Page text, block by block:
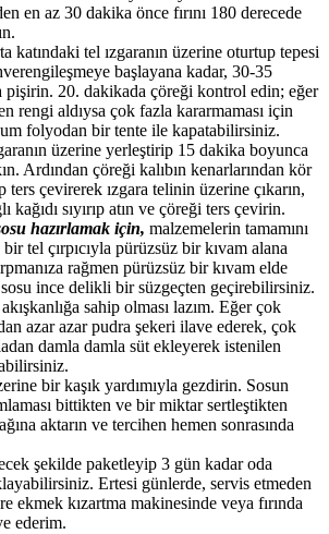
en az 30 dakika önce fırını 180 derecede
katındaki tel ızgaranın üzerine oturtup tepesi
başlayana kadar, 30-35
pişirin. 20. dakikada çöreği kontrol edin; eğer
rengi aldıysa çok fazla kararmaması için
folyodan bir tente ile kapatabilirsiniz.
üzerine yerleştirip 15 dakika boyunca
Ardından çöreği kalıbın kenarlarından kör
ters çevirerek ızgara telinin üzerine çıkarın,
kağıdı sıyırıp atın ve çöreği ters çevirin.
hazırlamak için, malzemelerin tamamını
tel çırpıcıyla pürüzsüz bir kıvam alana
rağmen pürüzsüz bir kıvam elde
sosu ince delikli bir süzgeçten geçirebilirsiniz.
sahip olması lazım. Eğer çok
azar azar pudra şekeri ilave ederek, çok
damla damla süt ekleyerek istenilen
bir kaşık yardımıyla gezdirin. Sosun
bittikten ve bir miktar sertleştikten
aktarın ve tercihen hemen sonrasında
şekilde paketleyip 3 gün kadar oda
Ertesi günlerde, servis etmeden
ekmek kızartma makinesinde veya fırında
ederim.